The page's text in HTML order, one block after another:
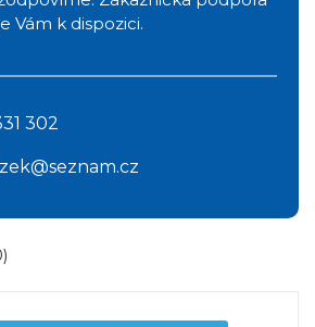
Vám k dispozici.
302